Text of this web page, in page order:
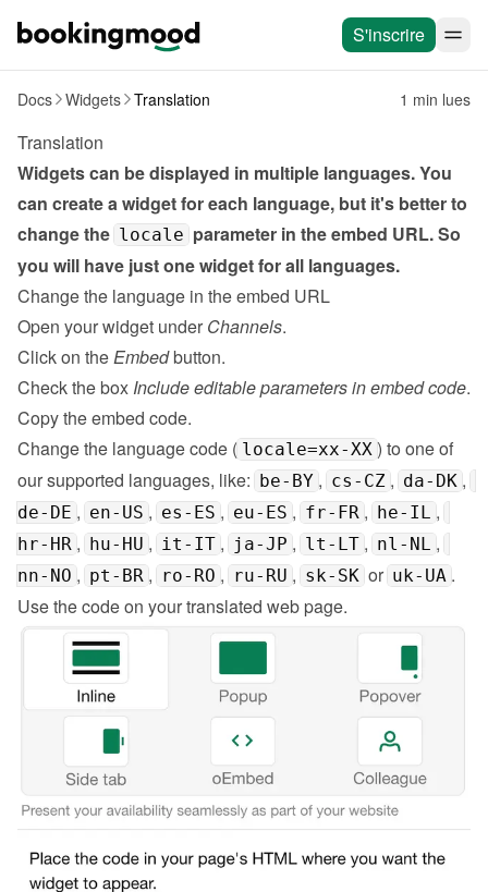
S'inscrire
Docs Widgets Translation 1 min lues
Translation
Widgets can be displayed in multiple languages. You
can create a widget for each language, but it's better to
change the locale parameter in the embed URL. So
you will have just one widget for all languages.
Change the language in the embed URL
Open your widget under Channels.
Click on the Embed button.
Check the box Include editable parameters in embed code.
Copy the embed code.
Change the language code ( locale=xx-XX ) to one of
our supported languages, like: be-BY , cs-CZ , da-DK ,
de-DE , en-US , es-ES , eu-ES , fr-FR , he-IL ,
hr-HR , hu-HU , it-IT , ja-JP , lt-LT , nl-NL ,
nn-NO , pt-BR , ro-RO , ru-RU , sk-SK or uk-UA .
Use the code on your translated web page.